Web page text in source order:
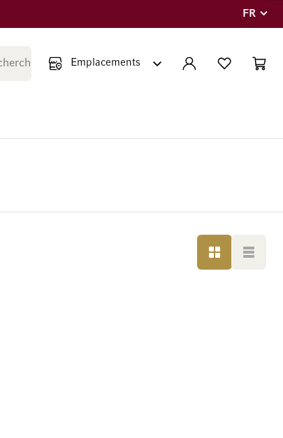
Langue
FR
COMPTE LISTE
PANIER
GRILLE LISTE